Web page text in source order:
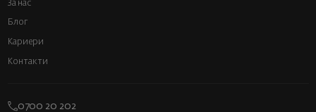
За нас
Блог
Кариери
Контакти
0700 20 202